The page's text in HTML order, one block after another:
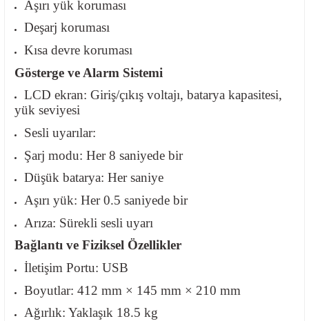
Aşırı yük koruması
Deşarj koruması
Kısa devre koruması
Gösterge ve Alarm Sistemi
LCD ekran: Giriş/çıkış voltajı, batarya kapasitesi,
yük seviyesi
Sesli uyarılar:
Şarj modu: Her 8 saniyede bir
Düşük batarya: Her saniye
Aşırı yük: Her 0.5 saniyede bir
Arıza: Sürekli sesli uyarı
Bağlantı ve Fiziksel Özellikler
İletişim Portu: USB
Boyutlar: 412 mm × 145 mm × 210 mm
Ağırlık: Yaklaşık 18.5 kg